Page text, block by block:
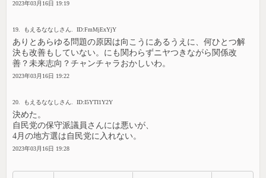
2023年03月16日 19:19
19. もえるななしさん. ID:FmMjExYjY
ありとあらゆる問題の原因は向こうにあるうえに、何ひとつ解
決も改善もしていない。にも関わらずニヤつきながら関係改
善？未来志向？チャンチャラおかしいわ。
2023年03月16日 19:22
20. もえるななしさん. ID:I5YTI1Y2Y
決めた。
自民党の保守派議員さんには悪いが、
4月の地方選は自民党に入れない。
2023年03月16日 19:28